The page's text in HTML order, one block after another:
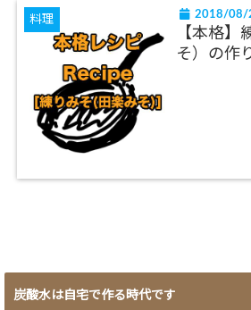
料理 2018/08/
【本格】
そ）の作
炭酸水は自宅で作る時代です